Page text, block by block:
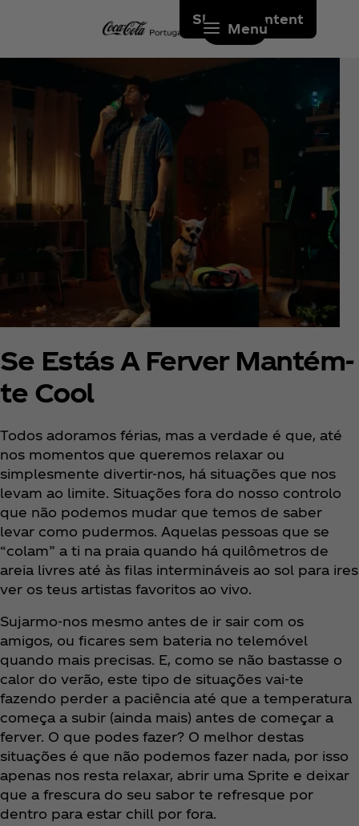
Skip to content
Menu
Se Estás A Ferver Mantém-
te Cool
Todos adoramos férias, mas a verdade é que, até
nos momentos que queremos relaxar ou
simplesmente divertir-nos, há situações que nos
levam ao limite. Situações fora do nosso controlo
que não podemos mudar que temos de saber
levar como pudermos. Aquelas pessoas que se
“colam” a ti na praia quando há quilômetros de
areia livres até às filas intermináveis ao sol para ires
ver os teus artistas favoritos ao vivo.
Sujarmo-nos mesmo antes de ir sair com os
amigos, ou ficares sem bateria no telemóvel
quando mais precisas. E, como se não bastasse o
calor do verão, este tipo de situações vai-te
fazendo perder a paciência até que a temperatura
começa a subir (ainda mais) antes de começar a
ferver. O que podes fazer? O melhor destas
situações é que não podemos fazer nada, por isso
apenas nos resta relaxar, abrir uma Sprite e deixar
que a frescura do seu sabor te refresque por
dentro para estar chill por fora.